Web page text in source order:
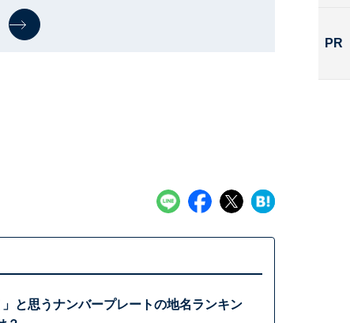
」と思うナンバープレートの地名ランキン
PR